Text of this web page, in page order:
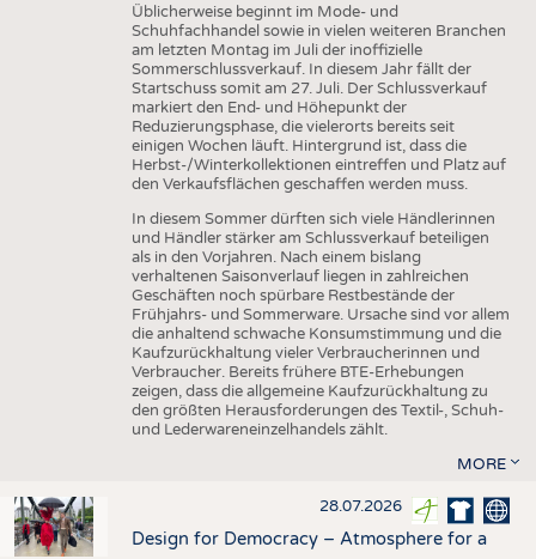
Üblicherweise beginnt im Mode- und
Schuhfachhandel sowie in vielen weiteren Branchen
am letzten Montag im Juli der inoffizielle
Sommerschlussverkauf. In diesem Jahr fällt der
Startschuss somit am 27. Juli. Der Schlussverkauf
markiert den End- und Höhepunkt der
Reduzierungsphase, die vielerorts bereits seit
einigen Wochen läuft. Hintergrund ist, dass die
Herbst-/Winterkollektionen eintreffen und Platz auf
den Verkaufsflächen geschaffen werden muss.
In diesem Sommer dürften sich viele Händlerinnen
und Händler stärker am Schlussverkauf beteiligen
als in den Vorjahren. Nach einem bislang
verhaltenen Saisonverlauf liegen in zahlreichen
Geschäften noch spürbare Restbestände der
Frühjahrs- und Sommerware. Ursache sind vor allem
die anhaltend schwache Konsumstimmung und die
Kaufzurückhaltung vieler Verbraucherinnen und
Verbraucher. Bereits frühere BTE-Erhebungen
zeigen, dass die allgemeine Kaufzurückhaltung zu
den größten Herausforderungen des Textil-, Schuh-
und Lederwareneinzelhandels zählt.
MORE
28.07.2026
Design for Democracy – Atmosphere for a